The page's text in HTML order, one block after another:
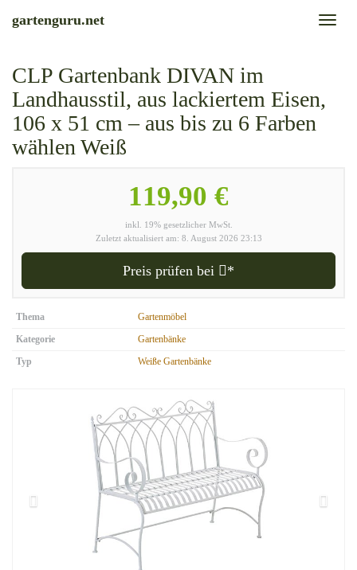
Toggle
gartenguru.net
CLP Gartenbank DIVAN im
Landhausstil, aus lackiertem Eisen,
106 x 51 cm – aus bis zu 6 Farben
wählen Weiß
119,90 €
inkl. 19% gesetzlicher MwSt.
Zuletzt aktualisiert am: 8. August 2026 23:13
Preis prüfen bei *
Thema
Gartenmöbel
Kategorie
Gartenbänke
Typ
Weiße Gartenbänke